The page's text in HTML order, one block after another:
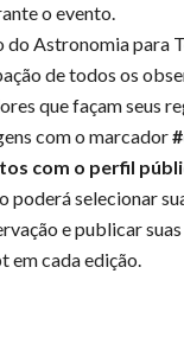
o evento.
do Astronomia para
de todos os
que façam seus
com o marcador
com o perfil
poderá selecionar
e publicar
em cada edição.